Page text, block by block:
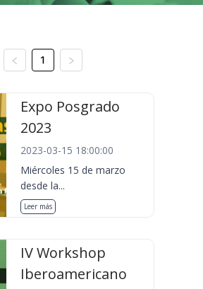
1
Expo Posgrado
2023
2023-03-15 18:00:00
Miércoles 15 de marzo
desde la...
Leer más
IV Workshop
Iberoamericano